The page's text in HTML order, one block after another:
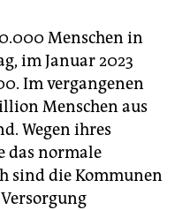
Menschen in
im Januar 2023
Im vergangenen
Menschen aus
Wegen ihres
das normale
sind die Kommunen